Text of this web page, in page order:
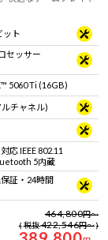
ット
セッサー
5060 Ti (16GB)
チャネル)
応 IEEE 802.11
5内蔵
証・24時間
464,800円～
税抜422,546円～